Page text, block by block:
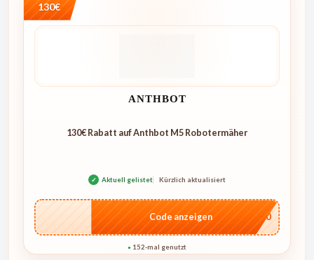
130€
ANTHBOT
130€ Rabatt auf Anthbot M5 Robotermäher
✓ Aktuell gelistet Kürzlich aktualisiert
…E250
Code anzeigen
● 152-mal genutzt